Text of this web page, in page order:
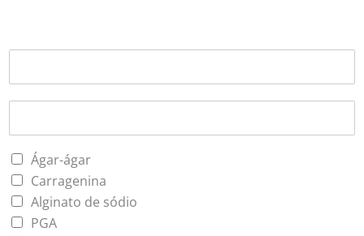
Ágar-ágar
Carragenina
Alginato de sódio
PGA